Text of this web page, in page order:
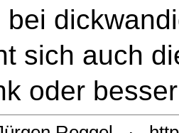
bei
sich auch
oder